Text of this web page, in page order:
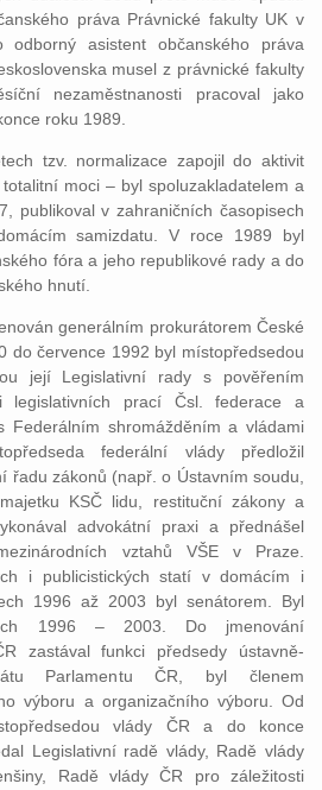
práva Právnické fakulty UK v
asistent občanského práva
musel z právnické fakulty
nezaměstnanosti pracoval jako
roku 1989.
tzv. normalizace zapojil do aktivit
moci – byl spoluzakladatelem a
publikoval v zahraničních časopisech
samizdatu. V roce 1989 byl
fóra a jeho republikové rady a do
hnutí.
generálním prokurátorem České
do července 1992 byl místopředsedou
její Legislativní rady s pověřením
legislativních prací Čsl. federace a
Federálním shromážděním a vládami
federální vlády předložil
řadu zákonů (např. o Ústavním soudu,
KSČ lidu, restituční zákony a
advokátní praxi a přednášel
vztahů VŠE v Praze.
i publicistických statí v domácím i
1996 až 2003 byl senátorem. Byl
1996 – 2003. Do jmenování
zastával funkci předsedy ústavně-
Parlamentu ČR, byl členem
výboru a organizačního výboru. Od
vlády ČR a do konce
Legislativní radě vlády, Radě vlády
Radě vlády ČR pro záležitosti